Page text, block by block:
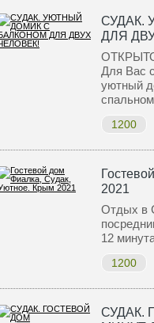
СУДАК.
ДЛЯ
Для Вас
уютный
1200
2021
Отдых в
12
1200
СУДАК.